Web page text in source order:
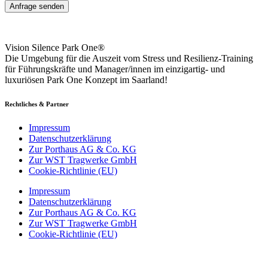
Anfrage senden
Vision Silence Park One®
Die Umgebung für die Auszeit vom Stress und Resilienz-Training
für Führungskräfte und Manager/innen im einzigartig- und
luxuriösen Park One Konzept im Saarland!
Rechtliches & Partner
Impressum
Datenschutzerklärung
Zur Porthaus AG & Co. KG
Zur WST Tragwerke GmbH
Cookie-Richtlinie (EU)
Impressum
Datenschutzerklärung
Zur Porthaus AG & Co. KG
Zur WST Tragwerke GmbH
Cookie-Richtlinie (EU)